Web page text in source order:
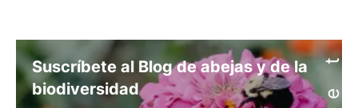
Suscríbete al Blog de abejas y de la
biodiversidad